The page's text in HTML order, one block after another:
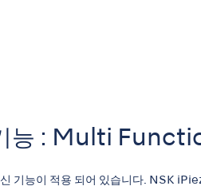
능 : Multi
기능이 적용 되어 있습니다. NSK